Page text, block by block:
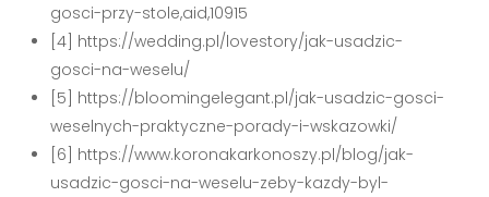
gosci-przy-stole,aid,10915
[4] https://wedding.pl/lovestory/jak-usadzic-
gosci-na-weselu/
[5] https://bloomingelegant.pl/jak-usadzic-gosci-
weselnych-praktyczne-porady-i-wskazowki/
[6] https://www.koronakarkonoszy.pl/blog/jak-
usadzic-gosci-na-weselu-zeby-kazdy-byl-